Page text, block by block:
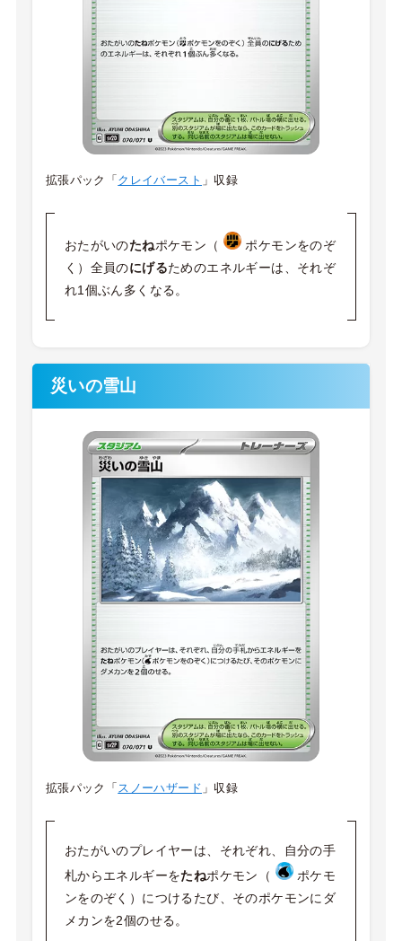
拡張パック「 クレイバースト 」収録
おたがいのたねポケモン（
ポケモンをのぞ
く）全員のにげるためのエネルギーは、それぞ
れ1個ぶん多くなる。
災いの雪山
拡張パック「 スノーハザード 」収録
おたがいのプレイヤーは、それぞれ、自分の手
札からエネルギーをたねポケモン（
ポケモ
ンをのぞく）につけるたび、そのポケモンにダ
メカンを2個のせる。